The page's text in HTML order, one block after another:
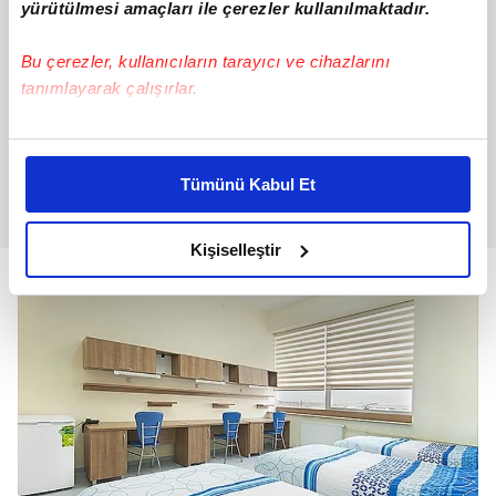
yürütülmesi amaçları ile çerezler kullanılmaktadır.
Bu çerezler, kullanıcıların tarayıcı ve cihazlarını
tanımlayarak çalışırlar.
Bu çerezlere izin vermeniz halinde sizlere özel
daha iyi reklam deneyimi yaşatabiliriz. Bunu yaparken
amacımızın size daha iyi bir reklam deneyimi sunmak
olduğunu ve sizlere en iyi içerikleri sunabilmek adına
elimizden gelen çabayı gösterdiğimizi ve bu noktada,
reklamların maliyetlerimizi karşılamak noktasında tek gelir
kalemimiz olduğunu sizlere hatırlatmak isteriz.
Her halükârda, kullanıcılar, bu çerezlere izin vermedikleri
takdirde, kullanıcılara hedefli reklamlar
gösterilmeyecektir."
Sizlere daha iyi bir hizmet sunabilmek için İnternet
Tümünü Kabul Et
Kişiselleştir